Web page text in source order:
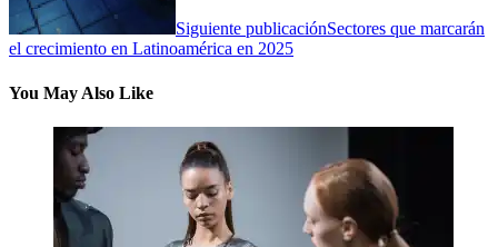
Siguiente publicaciónSectores que marcarán
el crecimiento en Latinoamérica en 2025
You May Also Like